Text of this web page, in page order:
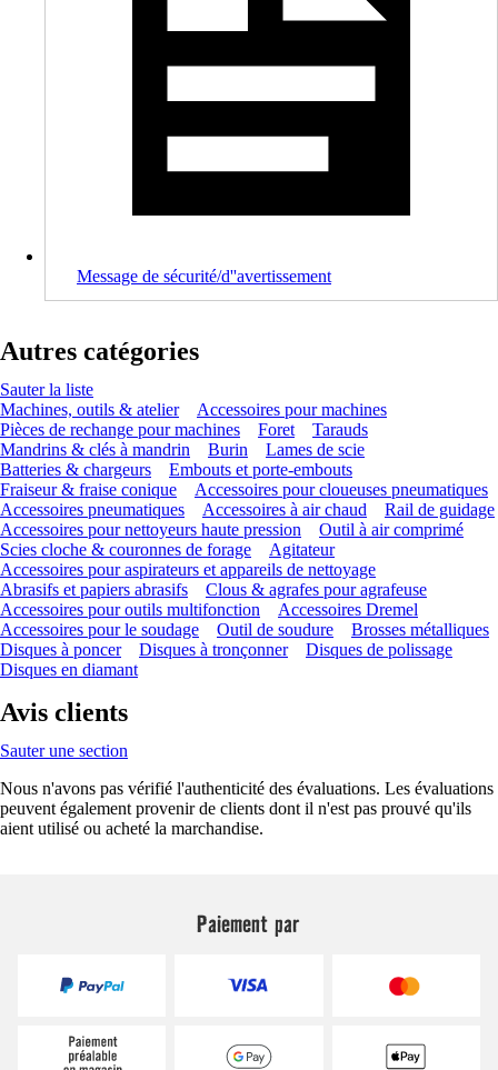
Message de sécurité/d''avertissement
Autres catégories
Sauter la liste
Machines, outils & atelier
Accessoires pour machines
Pièces de rechange pour machines
Foret
Tarauds
Mandrins & clés à mandrin
Burin
Lames de scie
Batteries & chargeurs
Embouts et porte-embouts
Fraiseur & fraise conique
Accessoires pour cloueuses pneumatiques
Accessoires pneumatiques
Accessoires à air chaud
Rail de guidage
Accessoires pour nettoyeurs haute pression
Outil à air comprimé
Scies cloche & couronnes de forage
Agitateur
Accessoires pour aspirateurs et appareils de nettoyage
Abrasifs et papiers abrasifs
Clous & agrafes pour agrafeuse
Accessoires pour outils multifonction
Accessoires Dremel
Accessoires pour le soudage
Outil de soudure
Brosses métalliques
Disques à poncer
Disques à tronçonner
Disques de polissage
Disques en diamant
Avis clients
Sauter une section
Nous n'avons pas vérifié l'authenticité des évaluations. Les évaluations
peuvent également provenir de clients dont il n'est pas prouvé qu'ils
aient utilisé ou acheté la marchandise.
Paiement par